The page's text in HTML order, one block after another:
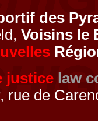
des
Voisins le
justice law
rue de